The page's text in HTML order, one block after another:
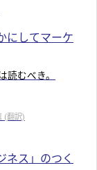
にしてマーケ
読むべき。
(翻訳)
ネス」のつく